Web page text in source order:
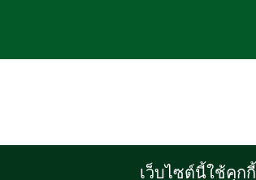
เว็บไซต์นี้ใช้คุกกี้